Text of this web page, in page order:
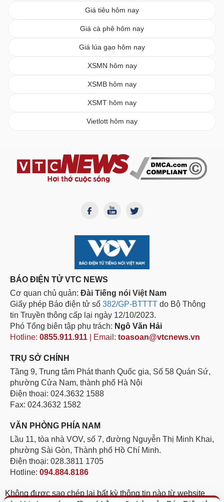
Giá tiêu hôm nay
Giá cà phê hôm nay
Giá lúa gạo hôm nay
XSMN hôm nay
XSMB hôm nay
XSMT hôm nay
Vietlott hôm nay
BÁO ĐIỆN TỬ VTC NEWS
Cơ quan chủ quản: Đài Tiếng nói Việt Nam
Giấy phép Báo điện tử số 382/GP-BTTTT do Bộ Thông
tin Truyền thông cấp lại ngày 12/10/2023.
Phó Tổng biên tập phụ trách: Ngô Văn Hải
Hotline: 0855.911.911 | Email: toasoan@vtcnews.vn
TRỤ SỞ CHÍNH
Tầng 9, Trung tâm Phát thanh Quốc gia, Số 58 Quán Sứ,
phường Cửa Nam, thành phố Hà Nội
Điện thoại: 024.3632 1588
Fax: 024.3632 1582
VĂN PHÒNG PHÍA NAM
Lầu 11, tòa nhà VOV, số 7, đường Nguyễn Thị Minh Khai,
phường Sài Gòn, Thành phố Hồ Chí Minh.
Điện thoại: 028.3811 1705
Hotline: 094.884.8186
Không được sao chép lại bất kỳ thông tin nào từ website